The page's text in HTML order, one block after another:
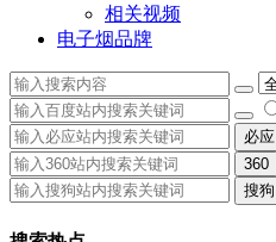
相关视频
电子烟品牌
必应
360
搜狗